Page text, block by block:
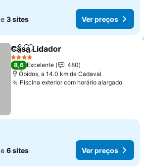
3 sites Ver preços
PartilharAdicionar aos favoritos
Casa Lidador
4 Estrelas
8,6 Excelente
480
Óbidos, a 14.0 km de Cadaval
Piscina exterior com horário alargado
6 sites Ver preços